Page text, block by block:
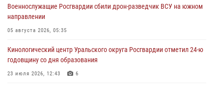
Росгвардейцы приняли участие в фотопроекте «Прогуляемся по
Тюменской области» в рамках акции «Храним огонь Победы»
Росгвардейцы в Тюменской области почтили память генерала
армии Ивана Кирилловича Яковлева
Военнослужащие Росгвардии сбили дрон-разведчик ВСУ на южном
направлении
05 августа 2026, 05:35
Кинологический центр Уральского округа Росгвардии отметил 24-ю
годовщину со дня образования
23 июля 2026, 12:43 6